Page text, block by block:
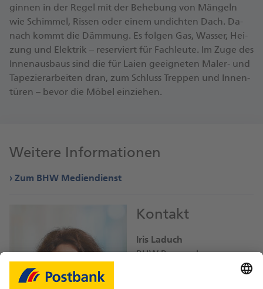
gin­nen in der Re­gel mit der Be­he­bung von Män­geln
wie Schim­mel, Ris­sen oder ei­nem un­dich­ten Dach. Da­
nach kommt die Däm­mung. Es fol­gen Gas, Was­ser, Hei­
zung und Elek­trik – re­ser­viert für Fach­leu­te. Im Zu­ge des
In­nen­aus­baus sind die für Lai­en ge­eig­ne­ten Ma­ler- und
Ta­pe­zier­ar­bei­ten dran, zum Schluss Trep­pen und In­nen­
tü­ren – be­vor die Mö­bel ein­zie­hen.
Weitere Informationen
Zum BHW Mediendienst
Kontakt
Iris Laduch
BHW Bausparkasse